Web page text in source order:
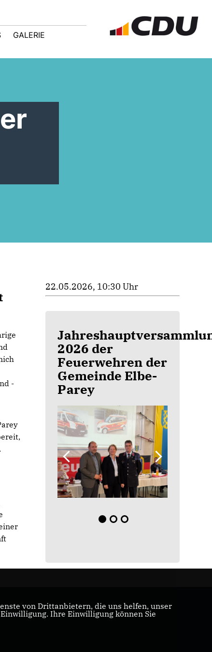
GALERIE
-
22.05.2026, 10:30 Uhr
2026 der
Feuerwehren der
Gemeinde Elbe-
Parey
von Drittanbietern, die uns helfen, unser
Ihre Einwilligung können Sie